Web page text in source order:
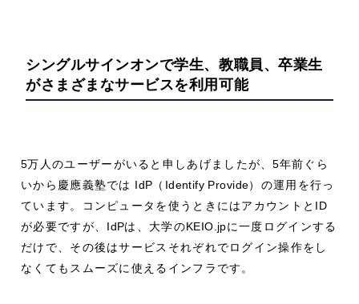
シングルサインオンで学生、教職員、卒業生
がさまざまなサービスを利用可能
5万人のユーザーがいると申しあげましたが、5年前ぐら
いから慶應義塾では IdP （ Identify Provide）の運用を行っ
ています。コンピュータを使うときにはアカウントと ID
が必要ですが、 IdPは、大学のKEIO.jpに一度ログインする
だけで、その後はサービスそれぞれでログイン操作をし
なくてもスムーズに使えるインフラです。